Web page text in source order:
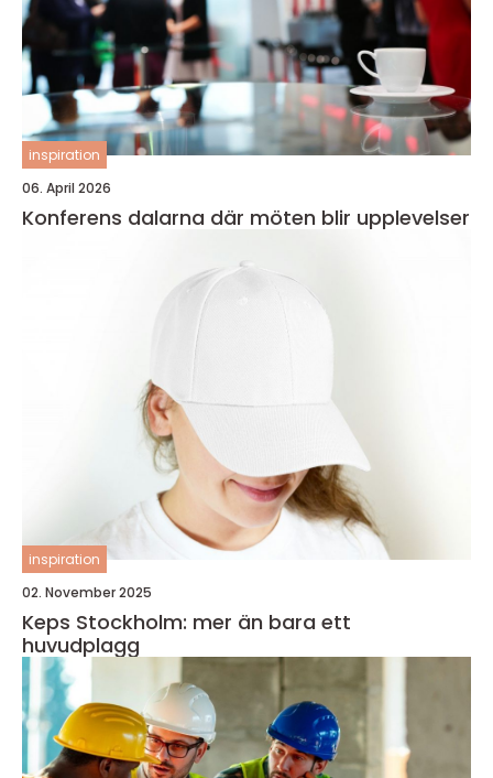
inspiration
06. April 2026
Konferens dalarna där möten blir upplevelser
inspiration
02. November 2025
Keps Stockholm: mer än bara ett
huvudplagg